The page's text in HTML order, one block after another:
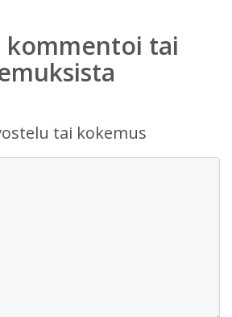
kommentoi tai
tai kokemus